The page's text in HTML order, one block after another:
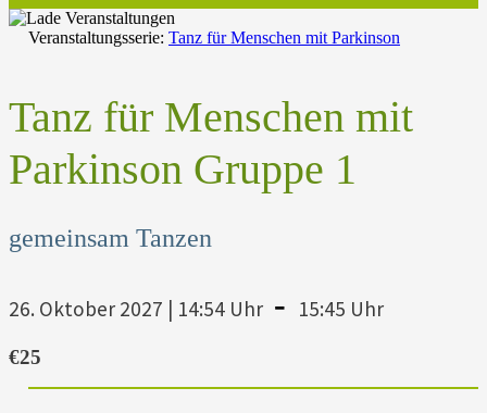
Veranstaltungsserie: Tanz für Menschen mit Parkinson
Tanz für Menschen mit
Parkinson Gruppe 1
gemeinsam Tanzen
26. Oktober 2027 | 14:54 Uhr - 15:45 Uhr
€25